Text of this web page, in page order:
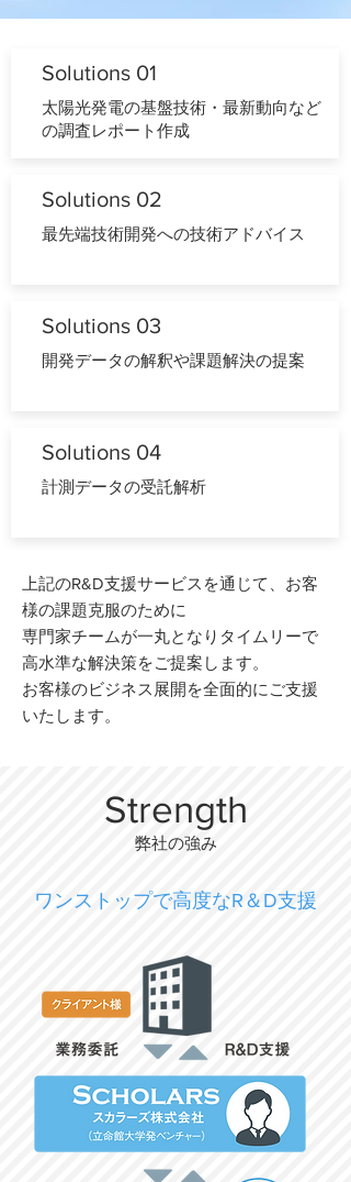
Solutions 01
太陽光発電の基盤技術・最新動向など
の調査レポート作成
Solutions 02
最先端技術開発への技術アドバイス
Solutions 03
開発データの解釈や課題解決の提案
Solutions 04
計測データの受託解析
上記のR&D支援サービスを通じて、 お客
様の課題克服のために
専門家チームが一丸となり タイムリーで
高水準な解決策をご提案します。
​お客様のビジネス展開を全面的にご支援
いたします。
Strength
弊社の強み
​ワンストップで高度なR＆D支援